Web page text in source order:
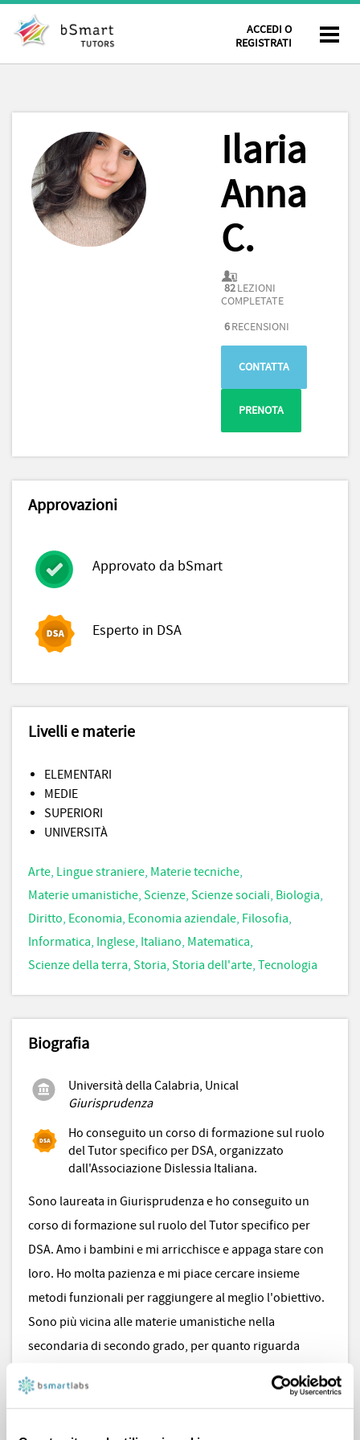
ACCEDI O
REGISTRATI
Ilaria
Anna
C.
82LEZIONI
COMPLETATE
6RECENSIONI
CONTATTA
PRENOTA
Approvazioni
Approvato da bSmart
Esperto in DSA
Livelli e materie
ELEMENTARI
MEDIE
SUPERIORI
UNIVERSITÀ
Arte, Lingue straniere, Materie tecniche,
Materie umanistiche, Scienze, Scienze sociali, Biologia,
Diritto, Economia, Economia aziendale, Filosofia,
Informatica, Inglese, Italiano, Matematica,
Scienze della terra, Storia, Storia dell'arte, Tecnologia
Biografia
Università della Calabria, Unical
Giurisprudenza
Ho conseguito un corso di formazione sul ruolo
del Tutor specifico per DSA, organizzato
dall'Associazione Dislessia Italiana.
Sono laureata in Giurisprudenza e ho conseguito un
corso di formazione sul ruolo del Tutor specifico per
DSA. Amo i bambini e mi arricchisce e appaga stare con
loro. Ho molta pazienza e mi piace cercare insieme
metodi funzionali per raggiungere al meglio l'obiettivo.
Sono più vicina alle materie umanistiche nella
secondaria di secondo grado, per quanto riguarda
una conoscenza più ampia in tutte le materie. La cosa